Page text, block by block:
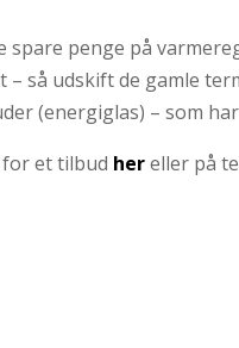
spare penge på
– så udskift de gamle
(energiglas) – som
et tilbud her eller på